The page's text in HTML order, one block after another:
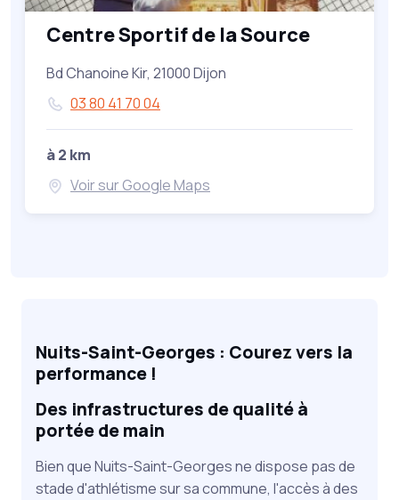
Centre Sportif de la Source
Bd Chanoine Kir, 21000 Dijon
03 80 41 70 04
à 2 km
Voir sur Google Maps
Nuits-Saint-Georges : Courez vers la
performance !
Des infrastructures de qualité à
portée de main
Bien que Nuits-Saint-Georges ne dispose pas de
stade d'athlétisme sur sa commune, l'accès à des